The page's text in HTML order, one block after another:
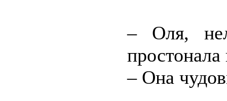
– Оля,
простонала
– Она